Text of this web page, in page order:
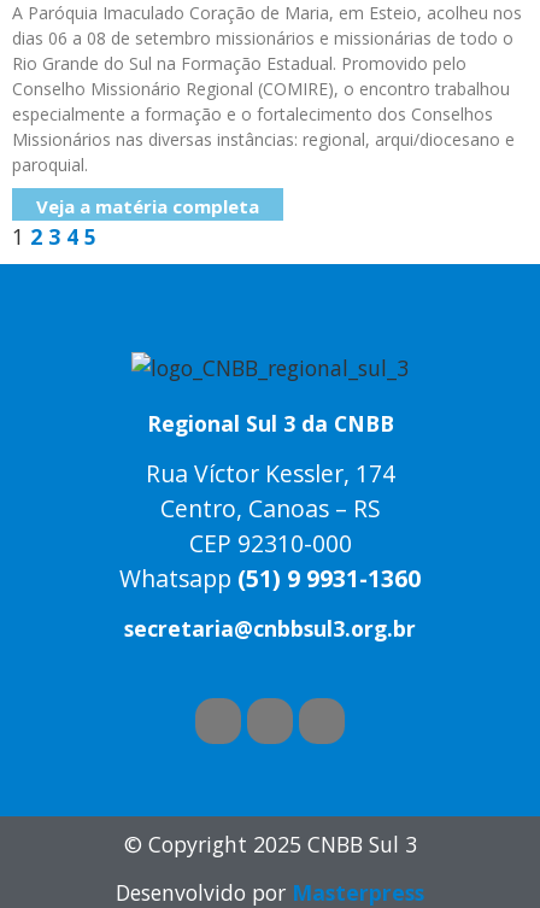
A Paróquia Imaculado Coração de Maria, em Esteio, acolheu nos
dias 06 a 08 de setembro missionários e missionárias de todo o
Rio Grande do Sul na Formação Estadual. Promovido pelo
Conselho Missionário Regional (COMIRE), o encontro trabalhou
especialmente a formação e o fortalecimento dos Conselhos
Missionários nas diversas instâncias: regional, arqui/diocesano e
paroquial.
Veja a matéria completa
1 2 3 4 5
Regional Sul 3 da CNBB
Rua Víctor Kessler, 174
Centro, Canoas – RS
CEP 92310-000
Whatsapp (51) 9 9931-1360
secretaria@cnbbsul3.org.br
© Copyright 2025 CNBB Sul 3
Desenvolvido por Masterpress